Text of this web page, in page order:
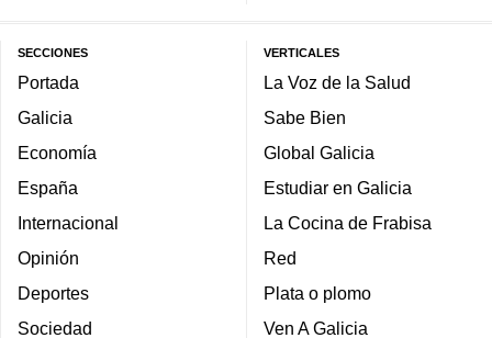
SECCIONES
Portada
Galicia
Economía
España
Internacional
Opinión
Deportes
Sociedad
VERTICALES
La Voz de la Salud
Sabe Bien
Global Galicia
Estudiar en Galicia
La Cocina de Frabisa
Red
Plata o plomo
Ven A Galicia